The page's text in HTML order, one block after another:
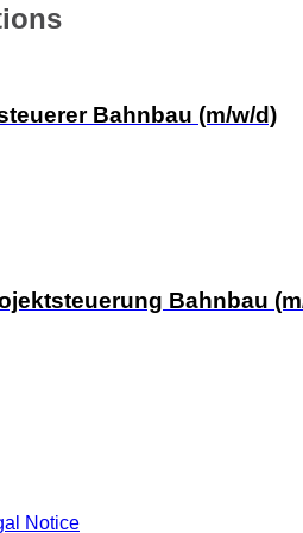
Bahnbau (m/w/d)
Bahnbau
Notice